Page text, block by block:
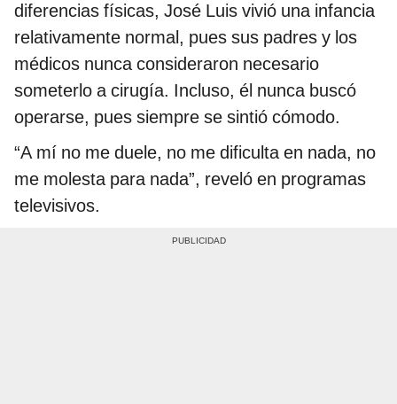
diferencias físicas, José Luis vivió una infancia
relativamente normal, pues sus padres y los
médicos nunca consideraron necesario
someterlo a cirugía. Incluso, él nunca buscó
operarse, pues siempre se sintió cómodo.
“A mí no me duele, no me dificulta en nada, no
me molesta para nada”, reveló en programas
televisivos.